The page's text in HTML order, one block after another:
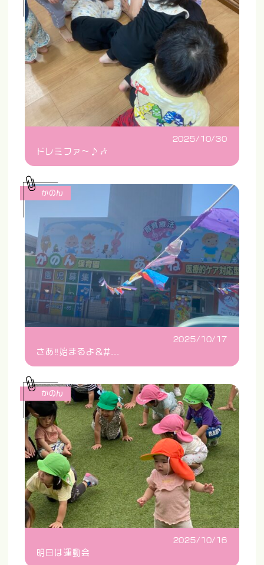
2025/10/30
ドレミファ〜♪🎶
2025/10/17
さあ‼️始まるよ&#...
かのん
2025/10/16
明日は運動会
かのん